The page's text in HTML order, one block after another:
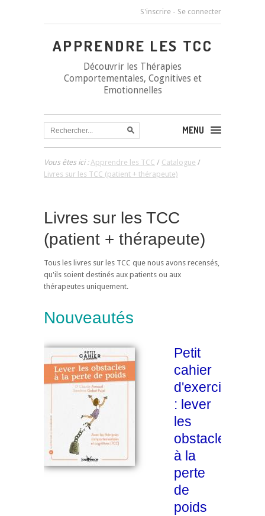
S'inscrire - Se connecter
APPRENDRE LES TCC
Découvrir les Thérapies
Comportementales, Cognitives et
Emotionnelles
MENU
Vous êtes ici :Apprendre les TCC / Catalogue /
Livres sur les TCC (patient + thérapeute)
Livres sur les TCC
(patient + thérapeute)
Tous les livres sur les TCC que nous avons recensés,
qu'ils soient destinés aux patients ou aux
thérapeutes uniquement.
Nouveautés
Petit
cahier
d'exercices
: lever
les
obstacles
à la
perte
de
poids